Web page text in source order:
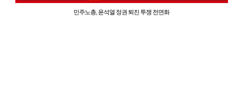
민주노총, 윤석열 정권 퇴진 투쟁 전면화